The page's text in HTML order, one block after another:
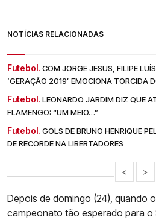
NOTÍCIAS RELACIONADAS
Futebol. COM JORGE JESUS, FILIPE
‘GERAÇÃO 2019’ EMOCIONA TORCIDA
Futebol. LEONARDO JARDIM DIZ QUE
FLAMENGO: “UM MEIO…”
Futebol. GOLS DE BRUNO HENRIQUE
DE RECORDE NA LIBERTADORES
< >
Depois de domingo (24), quando
campeonato tão esperado para o